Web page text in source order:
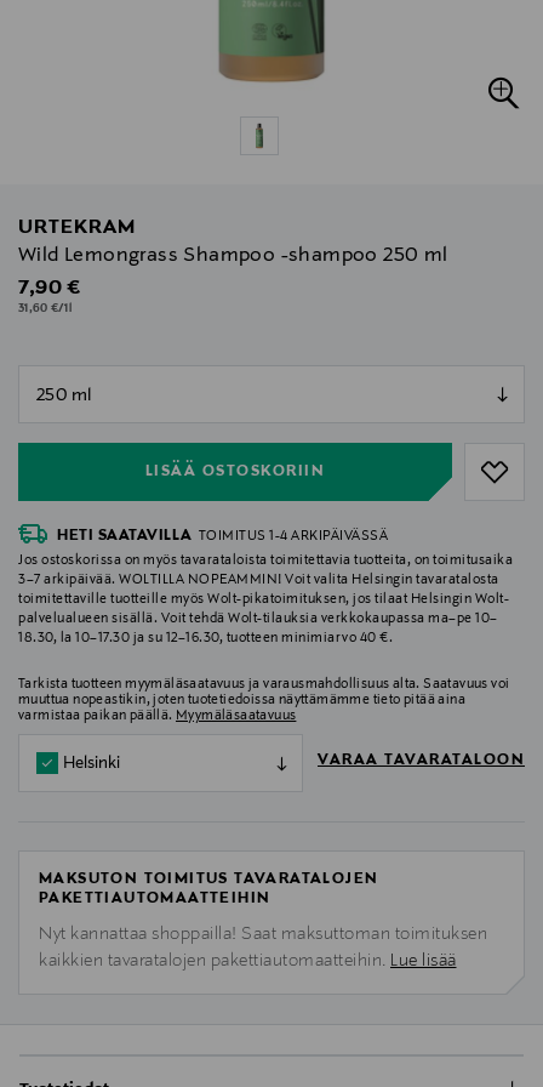
URTEKRAM
Wild Lemongrass Shampoo -shampoo 250 ml
Original Price
7,90 €
31,60 €/1l
LISÄÄ OSTOSKORIIN
null
HETI SAATAVILLA
TOIMITUS 1-4 ARKIPÄIVÄSSÄ
Jos ostoskorissa on myös tavarataloista toimitettavia tuotteita, on toimitusaika
3–7 arkipäivää. WOLTILLA NOPEAMMIN! Voit valita Helsingin tavaratalosta
toimitettaville tuotteille myös Wolt-pikatoimituksen, jos tilaat Helsingin Wolt-
palvelualueen sisällä. Voit tehdä Wolt-tilauksia verkkokaupassa ma–pe 10–
18.30, la 10–17.30 ja su 12–16.30, tuotteen minimiarvo 40 €.
Tarkista tuotteen myymäläsaatavuus ja varausmahdollisuus alta. Saatavuus voi
muuttua nopeastikin, joten tuotetiedoissa näyttämämme tieto pitää aina
varmistaa paikan päällä. Myymäläsaatavuus
Helsinki VARAA TAVARATALOON
MAKSUTON TOIMITUS TAVARATALOJEN
PAKETTIAUTOMAATTEIHIN
Nyt kannattaa shoppailla! Saat maksuttoman toimituksen
kaikkien tavaratalojen pakettiautomaatteihin. Lue lisää